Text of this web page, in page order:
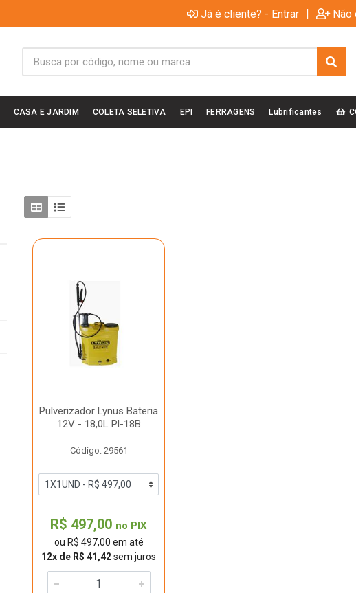
Já é cliente? - Entrar | Não
CASA E JARDIM COLETA SELETIVA EPI FERRAGENS Lubrificantes
Pulverizador Lynus Bateria
12V - 18,0L Pl-18B
Código: 29561
R$ 497,00 no PIX
ou R$ 497,00 em até
12x de R$ 41,42sem juros